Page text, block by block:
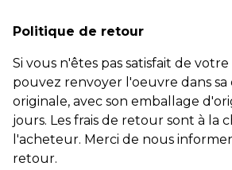
Politique de retour
Si vous n'êtes pas satisfait de
pouvez renvoyer l'oeuvre dans sa
originale, avec son emballage
jours. Les frais de retour sont à la
l'acheteur. Merci de nous
retour.